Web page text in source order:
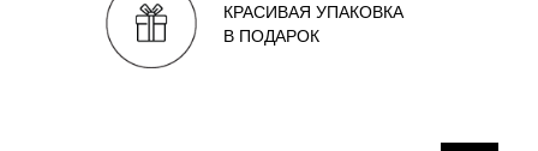
КРАСИВАЯ УПАКОВКА
В ПОДАРОК